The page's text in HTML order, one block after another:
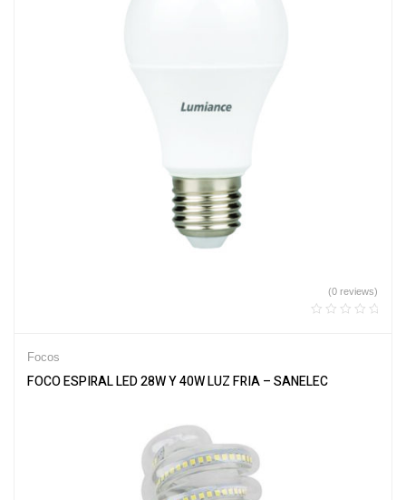
(0 reviews)
Focos
FOCO ESPIRAL LED 28W Y 40W LUZ FRIA – SANELEC